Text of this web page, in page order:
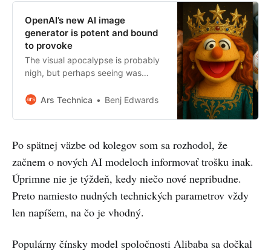
OpenAI’s new AI image
generator is potent and bound
to provoke
The visual apocalypse is probably
nigh, but perhaps seeing was
Ars Technica
Benj Edwards
Po spätnej väzbe od kolegov som sa rozhodol, že
začnem o nových AI modeloch informovať trošku inak.
Úprimne nie je týždeň, kedy niečo nové nepribudne.
Preto namiesto nudných technických parametrov vždy
len napíšem, na čo je vhodný.
Populárny čínsky model spoločnosti Alibaba sa dočkal